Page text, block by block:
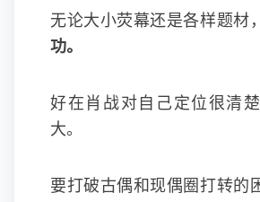
无论大小荧幕还是各样题材
功。
好在肖战对自己定位很清
大。
要打破古偶和现偶圈打转的